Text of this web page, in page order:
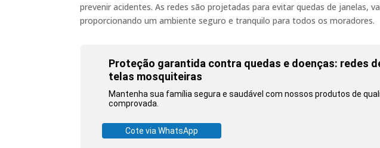
prevenir acidentes. As redes são projetadas para evitar quedas de janelas,
proporcionando um ambiente seguro e tranquilo para todos os moradores.
Proteção garantida contra quedas e doenças: redes
telas mosquiteiras
Mantenha sua família segura e saudável com nossos produtos de
comprovada.
Cote via WhatsApp